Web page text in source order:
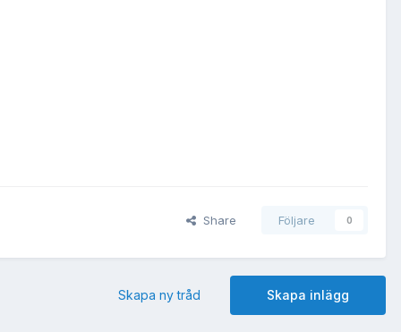
Share Följare 0
Skapa inlägg
Skapa ny tråd